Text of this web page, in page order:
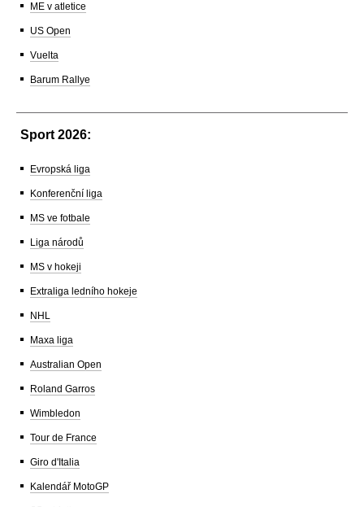
ME v atletice
US Open
Vuelta
Barum Rallye
Sport 2026:
Evropská liga
Konferenční liga
MS ve fotbale
Liga národů
MS v hokeji
Extraliga ledního hokeje
NHL
Maxa liga
Australian Open
Roland Garros
Wimbledon
Tour de France
Giro d'Italia
Kalendář MotoGP